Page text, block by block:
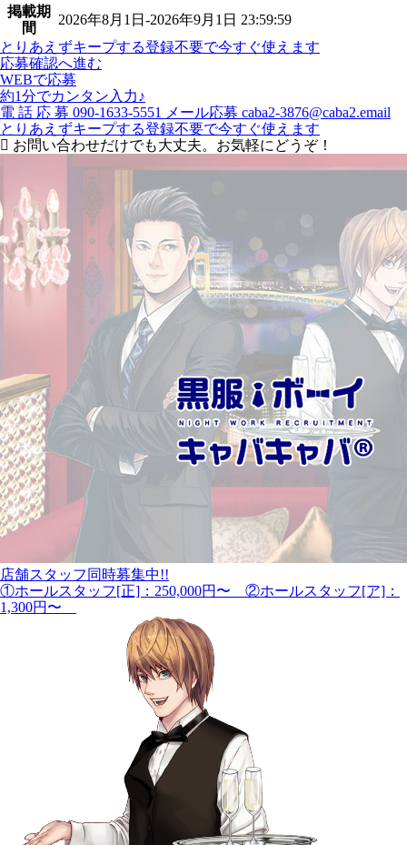
掲載期
間
2026年8月1日-2026年9月1日 23:59:59
とりあえずキープする登録不要で今すぐ使えます
応募確認へ進む
WEBで応募
約1分でカンタン入力♪
電 話 応 募 090-1633-5551 メール応募 caba2-3876@caba2.email
とりあえずキープする登録不要で今すぐ使えます
お問い合わせだけでも大丈夫。お気軽にどうぞ！
店舗スタッフ同時募集中!!
①ホールスタッフ[正]：250,000円〜 ②ホールスタッフ[ア]：
1,300円〜